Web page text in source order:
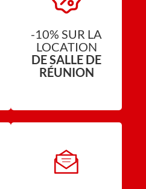
-10% SUR LA
LOCATION
DE SALLE DE
RÉUNION